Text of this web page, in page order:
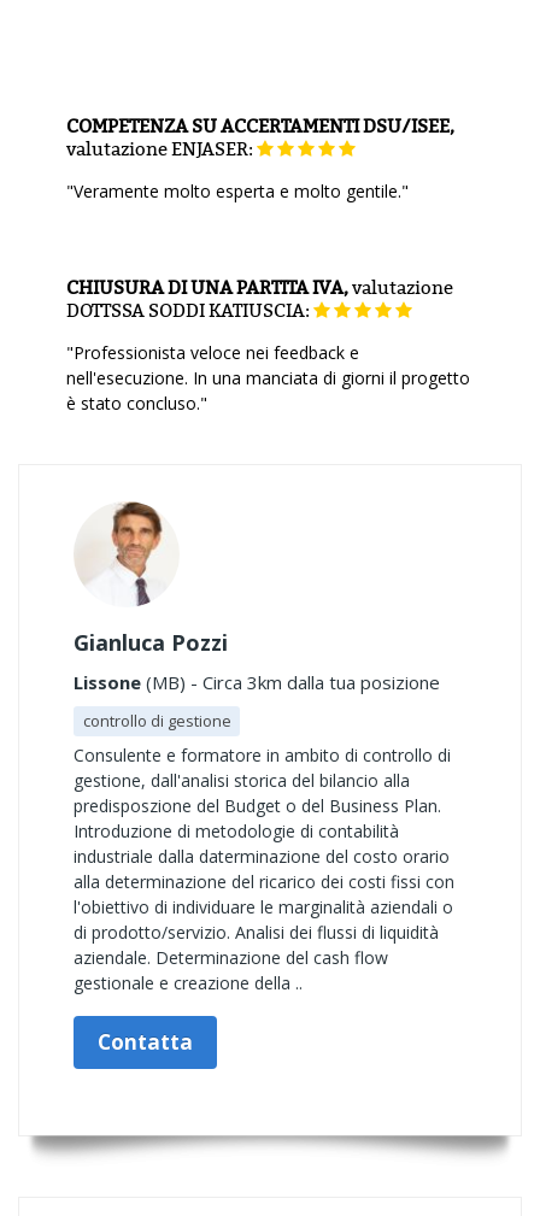
COMPETENZA SU ACCERTAMENTI DSU/ISEE,
valutazioneENJASER:
"Veramente molto esperta e molto gentile."
CHIUSURA DI UNA PARTITA IVA,valutazione
DOTTSSA SODDI KATIUSCIA:
"Professionista veloce nei feedback e
nell'esecuzione. In una manciata di giorni il progetto
è stato concluso."
Gianluca Pozzi
Lissone (MB) - Circa 3km dalla tua posizione
controllo di gestione
Consulente e formatore in ambito di controllo di
gestione, dall'analisi storica del bilancio alla
predisposzione del Budget o del Business Plan.
Introduzione di metodologie di contabilità
industriale dalla daterminazione del costo orario
alla determinazione del ricarico dei costi fissi con
l'obiettivo di individuare le marginalità aziendali o
di prodotto/servizio. Analisi dei flussi di liquidità
aziendale. Determinazione del cash flow
gestionale e creazione della ..
Contatta